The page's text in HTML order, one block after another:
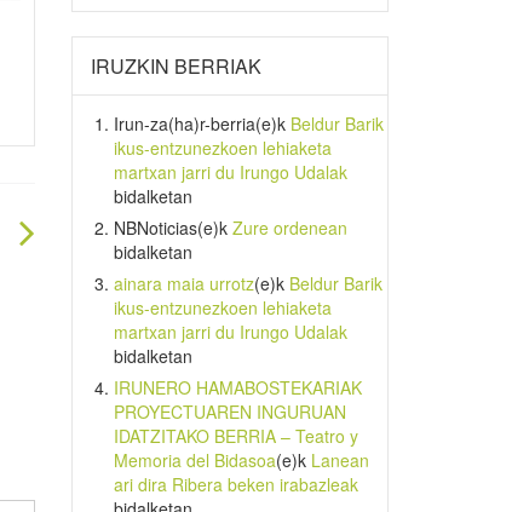
IRUZKIN BERRIAK
Irun-za(ha)r-berria(e)k Beldur Barik
ikus-entzunezkoen lehiaketa
martxan jarri du Irungo Udalak
bidalketan
NBNoticias(e)k Zure ordenean
bidalketan
ainara maia urrotz(e)k Beldur Barik
ikus-entzunezkoen lehiaketa
martxan jarri du Irungo Udalak
bidalketan
IRUNERO HAMABOSTEKARIAK
PROYECTUAREN INGURUAN
IDATZITAKO BERRIA – Teatro y
Memoria del Bidasoa(e)k Lanean
ari dira Ribera beken irabazleak